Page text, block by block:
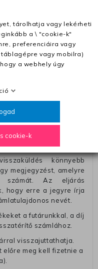
e-mailben / sms-ben
megrendeléseknél
Ft szállítási díjat
csomagot, melyne
könnyebb
megjegyzést, amelyre
számát. Az eljárás
hogy erre a jegyre írja
nevét.
a futárunkkal, a díj
számlához.
visszajuttathatja.
előre meg kell fizetnie a
tárolhatja vagy lekérheti
a \ "cookie-k"
preferenciáira vagy
vagy mobilra)
a webhely úgy
cookie-k